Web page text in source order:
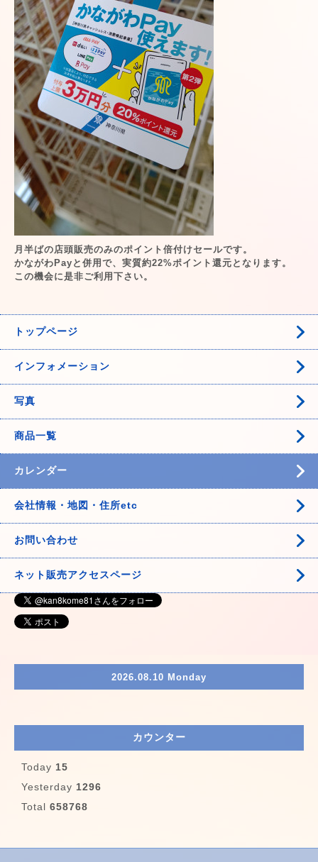
月半ばの店頭販売のみのポイント倍付けセールです。
かながわPayと併用で、実質約22%ポイント還元となります。
この機会に是非ご利用下さい。
トップページ
インフォメーション
写真
商品一覧
カレンダー
会社情報・地図・住所etc
お問い合わせ
ネット販売アクセスページ
2026.08.10 Monday
カウンター
Today 15
Yesterday 1296
Total 658768